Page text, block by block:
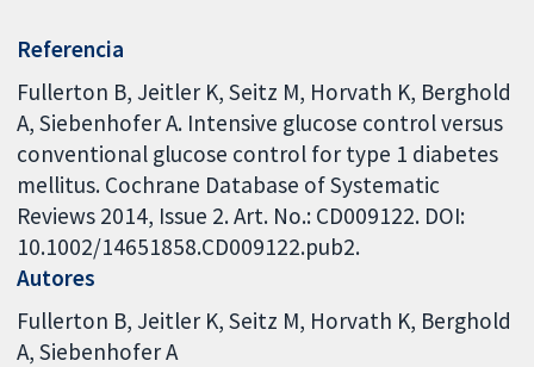
Referencia
Fullerton B, Jeitler K, Seitz M, Horvath K, Berghold
A, Siebenhofer A. Intensive glucose control versus
conventional glucose control for type 1 diabetes
mellitus. Cochrane Database of Systematic
Reviews 2014, Issue 2. Art. No.: CD009122. DOI:
10.1002/14651858.CD009122.pub2.
Autores
Fullerton B Jeitler K Seitz M Horvath K Berghold
A Siebenhofer A